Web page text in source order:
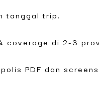
tanggal trip.
coverage di 2-3
PDF dan